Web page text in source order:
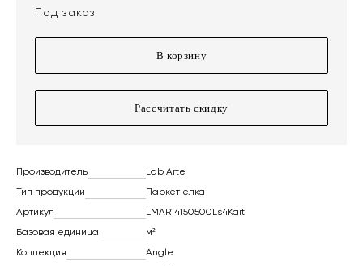
Под заказ
В корзину
Рассчитать скидку
Производитель
Lab Arte
Тип продукции
Паркет елка
Артикул
LMAR14150500Ls4Kait
Базовая единица
м²
Коллекция
Angle